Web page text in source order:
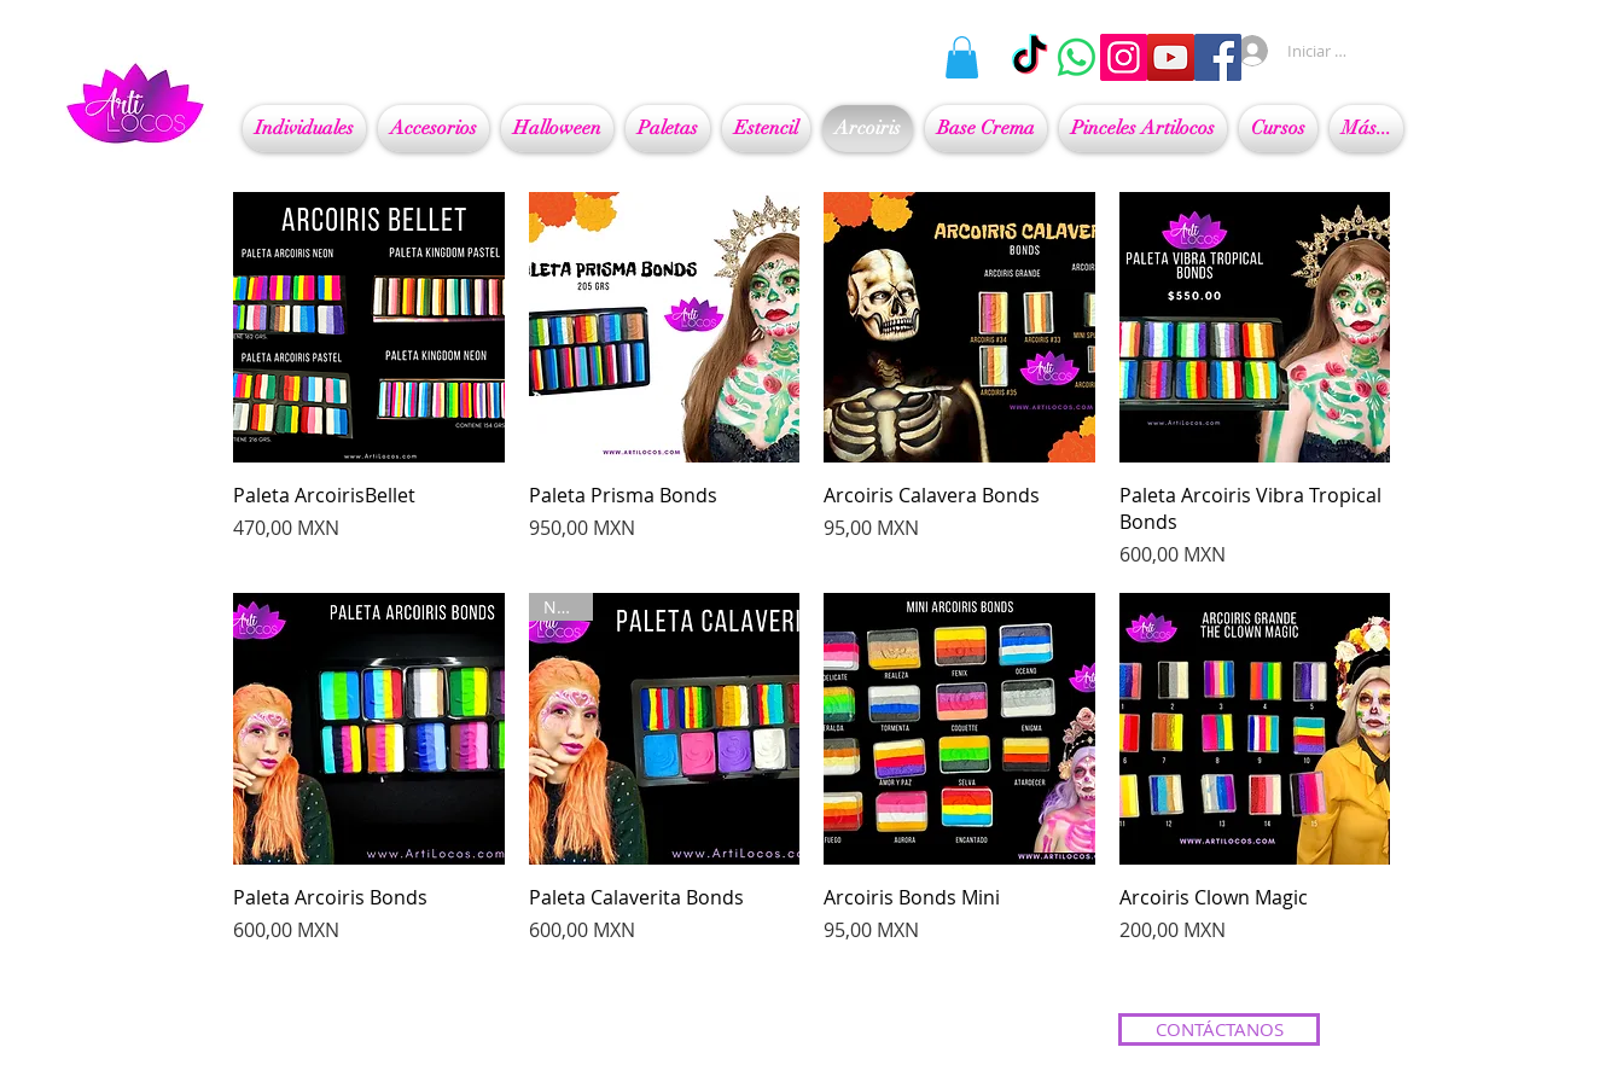
Iniciar sesión
Individuales Accesorios Halloween Paletas Estencil Arcoiris Base Crema Pinceles Artilocos Cursos Más...
Vista rápida
Paleta ArcoirisBellet
Precio
470,00 MXN
Vista rápida
Paleta Prisma Bonds
Precio
950,00 MXN
Vista rápida
Arcoiris Calavera Bonds
Precio
95,00 MXN
Vista rápida
Paleta Arcoiris Vibra Tropical
Bonds
Precio
600,00 MXN
Vista rápida
Paleta Arcoiris Bonds
Precio
600,00 MXN
Vista rápida
Nuevo
Paleta Calaverita Bonds
Precio
600,00 MXN
Vista rápida
Arcoiris Bonds Mini
Precio
95,00 MXN
Vista rápida
Arcoiris Clown Magic
Precio
200,00 MXN
CONTÁCTANOS